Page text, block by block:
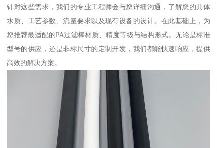
针对这些需求，我们的专业工程师会与您详细沟通，了解您的具体
水质、工艺参数、流量要求以及现有设备的设计。在此基础上，为
您推荐最适配的PA过滤棒材质、精度等级与结构形式。无论是标准
型号的供应，还是非标尺寸的定制开发，我们都能快速响应，提供
高效的解决方案。